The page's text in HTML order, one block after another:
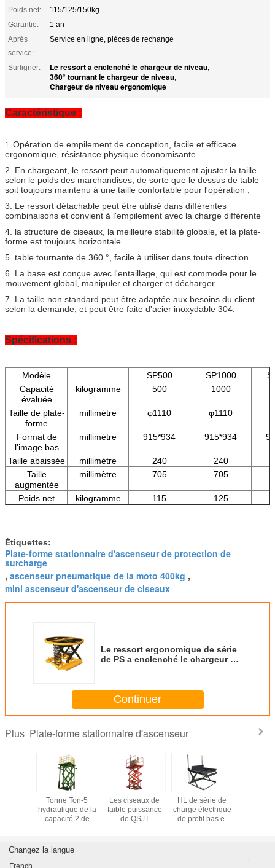
Poids net:
115/125/150kg
Garantie:
1 an
Après
service:
Service en ligne, pièces de rechange
Surligner: Le ressort a enclenché le chargeur de niveau,
360° tournant le chargeur de niveau,
Chargeur de niveau ergonomique
Caractéristique :
1. Opération de empilement de conception, facile et efficace
ergonomique, résistance physique économisante
2. En chargeant, le ressort peut automatiquement ajuster la taille
selon le poids des marchandises, de sorte que le dessus de table
soit toujours maintenu à une taille confortable pour l'opération ;
3. Le ressort détachable peut être utilisé dans différentes
combinaisons et convient à l'empilement avec la charge différente
4. la structure de ciseaux, la meilleure stabilité globale, et la plate-
forme est toujours horizontale
5. table tournante de 360 °, facile à utiliser dans toute direction
6. La base est conçue avec l'entaillage, qui est commode pour le
mouvement global, manipuler et charger et décharger
7. La taille non standard peut être adaptée aux besoins du client
selon la demande, et peut être faite d'acier inoxydable 304.
Spécifications :
Modèle SP500 SP1000
Capacité
évaluée
kilogramme 500 1000
Taille de plate-
forme
millimètre φ1110 φ1110
Format de
l'image bas
millimètre 915*934 915*934
Taille abaissée millimètre 240 240
Taille
augmentée
millimètre 705 705
Poids net kilogramme 115 125
Étiquettes:
Plate-forme stationnaire d'ascenseur de protection de
surcharge
, ascenseur pneumatique de la moto 400kg ,
mini ascenseur d'ascenseur de ciseaux
Le ressort ergonomique de série
de PS a enclenché le chargeur de
élévatrice de plate-forme de
Tableau de 360 degrés
Continuer
Plus Plate-forme stationnaire d'ascenseur
de
tir de
simple
Tonne Ton-5
hydraulique de la
capacité 2 de
de SJT
d'ascenseur
Les ciseaux de
faible puissance
de QSJT
capacité en
HL de série de
charge électrique
de profil bas et
élévatrice de
SJG de
Changez la langue
French